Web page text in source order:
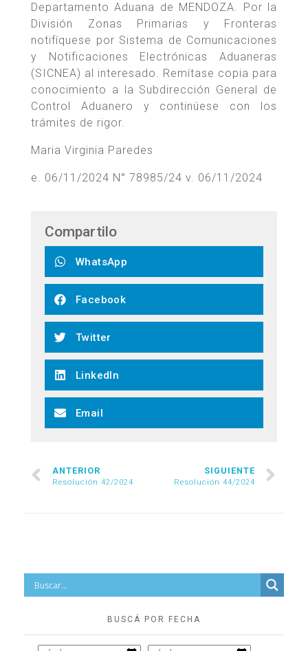
Departamento Aduana de MENDOZA. Por la
División Zonas Primarias y Fronteras
notifíquese por Sistema de Comunicaciones
y Notificaciones Electrónicas Aduaneras
(SICNEA) al interesado. Remítase copia para
conocimiento a la Subdirección General de
Control Aduanero y continúese con los
trámites de rigor.
Maria Virginia Paredes
e. 06/11/2024 N° 78985/24 v. 06/11/2024
Compartilo
WhatsApp
Facebook
Twitter
LinkedIn
Email
ANTERIOR
Resolución 42/2024
SIGUIENTE
Resolución 44/2024
BUSCÁ POR FECHA